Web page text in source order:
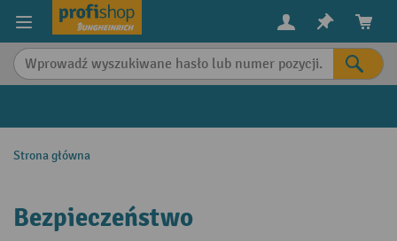
content
Strona główna
Bezpieczeństwo